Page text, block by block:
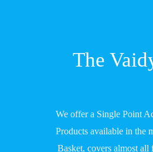
The
We offer a Single Point
Products available in the
Basket, covers almost